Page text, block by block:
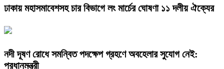
ঢাকায় মহাসমাবেশসহ চার বিভাগে লং মার্চের ঘোষণা ১১ দলীয় ঐক্যের
নদী দূষণ রোধে সমন্বিত পদক্ষেপ গ্রহণে অবহেলার সুযোগ নেই:
প্রধানমন্ত্রী